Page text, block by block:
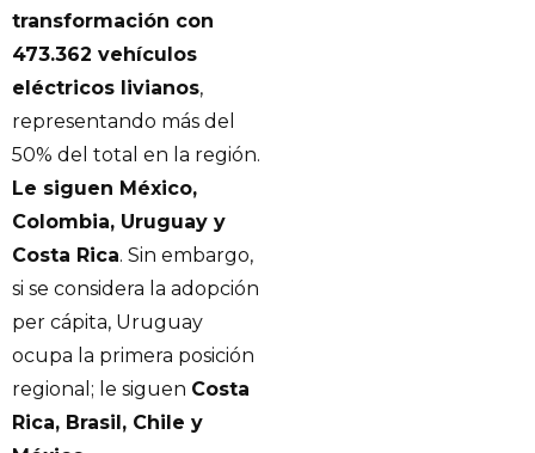
transformación con
473.362 vehículos
eléctricos livianos,
representando más del
50% del total en la región.
Le siguen México,
Colombia, Uruguay y
Costa Rica. Sin embargo,
si se considera la adopción
per cápita, Uruguay
ocupa la primera posición
regional; le siguen Costa
Rica, Brasil, Chile y